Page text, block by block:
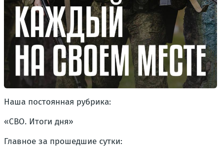
Наша постоянная рубрика:
«СВО. Итоги дня»
Главное за прошедшие сутки: